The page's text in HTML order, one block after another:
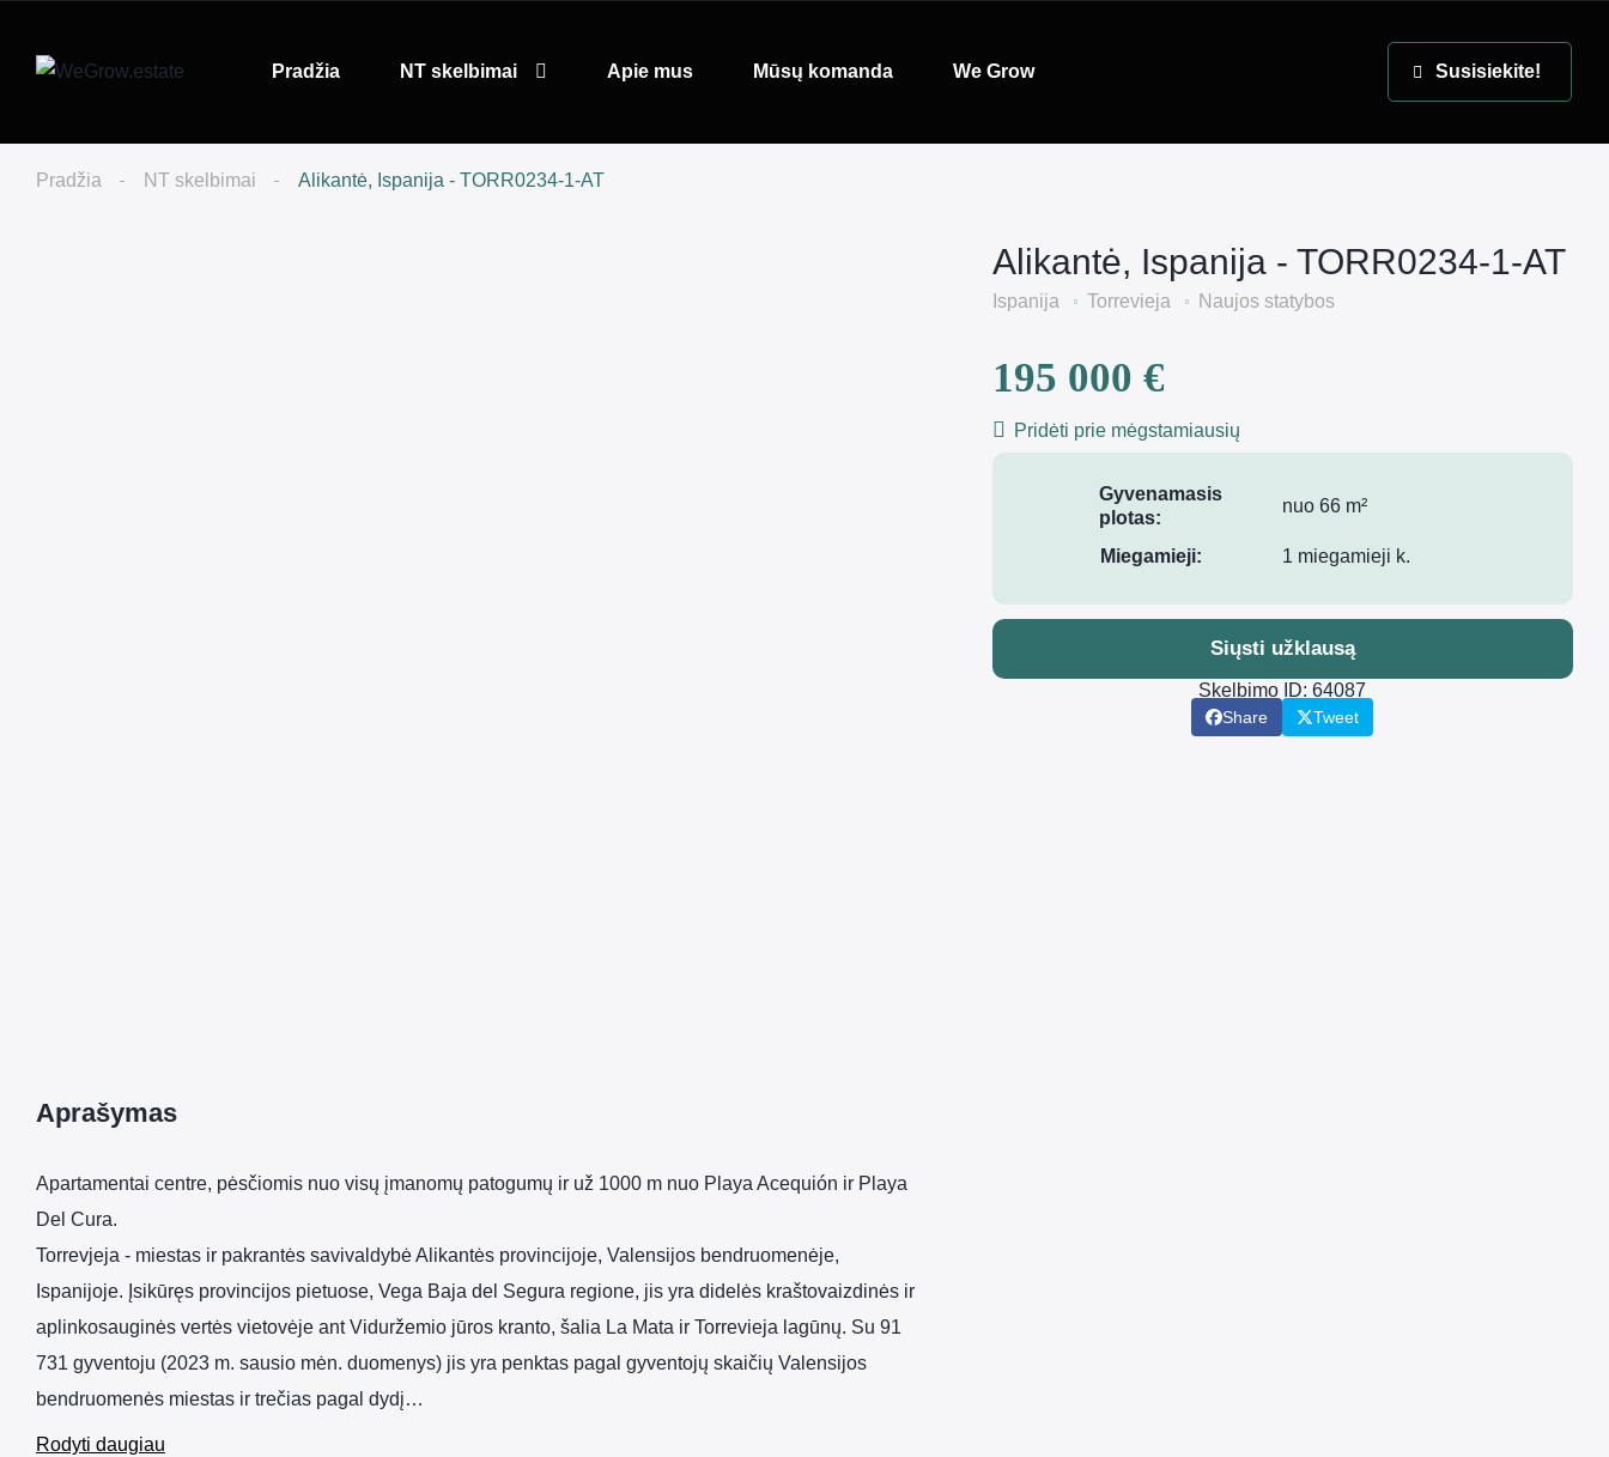
Pradžia NT skelbimai Apie mus Mūsų komanda We Grow Susisiekite!
Pradžia NT skelbimai Alikantė, Ispanija - TORR0234-1-AT
Aprašymas
Apartamentai centre, pėsčiomis nuo visų įmanomų patogumų ir už 1000 m nuo Playa Acequión ir Playa
Del Cura.
Torrevjeja - miestas ir pakrantės savivaldybė Alikantės provincijoje, Valensijos bendruomenėje,
Ispanijoje. Įsikūręs provincijos pietuose, Vega Baja del Segura regione, jis yra didelės kraštovaizdinės ir
aplinkosauginės vertės vietovėje ant Viduržemio jūros kranto, šalia La Mata ir Torrevieja lagūnų. Su 91
731 gyventoju (2023 m. sausio mėn. duomenys) jis yra penktas pagal gyventojų skaičių Valensijos
bendruomenės miestas ir trečias pagal dydį…
Rodyti daugiau
Alikantė, Ispanija - TORR0234-1-AT
Ispanija Torrevieja Naujos statybos
195 000 €
Pridėti prie mėgstamiausių
Gyvenamasis
plotas:
nuo 66 m²
Miegamieji: 1 miegamieji k.
Siųsti užklausą
Skelbimo ID: 64087
Share Tweet